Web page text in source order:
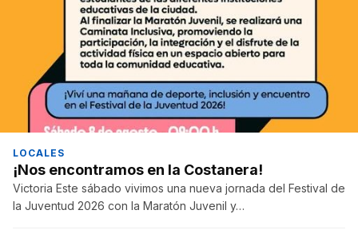
LOCALES
¡Nos encontramos en la Costanera!
Victoria Este sábado vivimos una nueva jornada del Festival de
la Juventud 2026 con la Maratón Juvenil y…